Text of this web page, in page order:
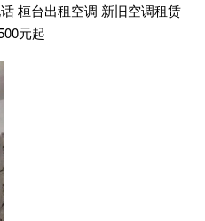
桓台出租空调 新旧空调租赁
元起